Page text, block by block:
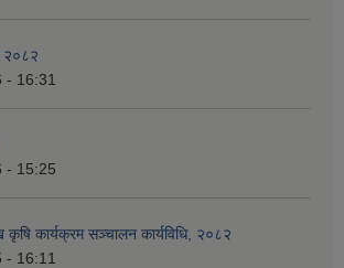
२०८२
- 16:31
- 15:25
कार्यक्रम सञ्चालन कार्यविधि, २०८२
- 16:11